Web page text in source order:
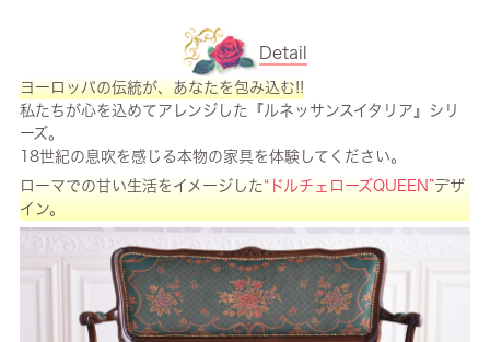
Detail
ヨーロッパの伝統が、あなたを包み込む!!
私たちが心を込めてアレンジした『ルネッサンスイタリア』シリ
ーズ。
18世紀の息吹を感じる本物の家具を体験してください。
ローマでの甘い生活をイメージした “ドルチェローズQUEEN”デザ
イン。